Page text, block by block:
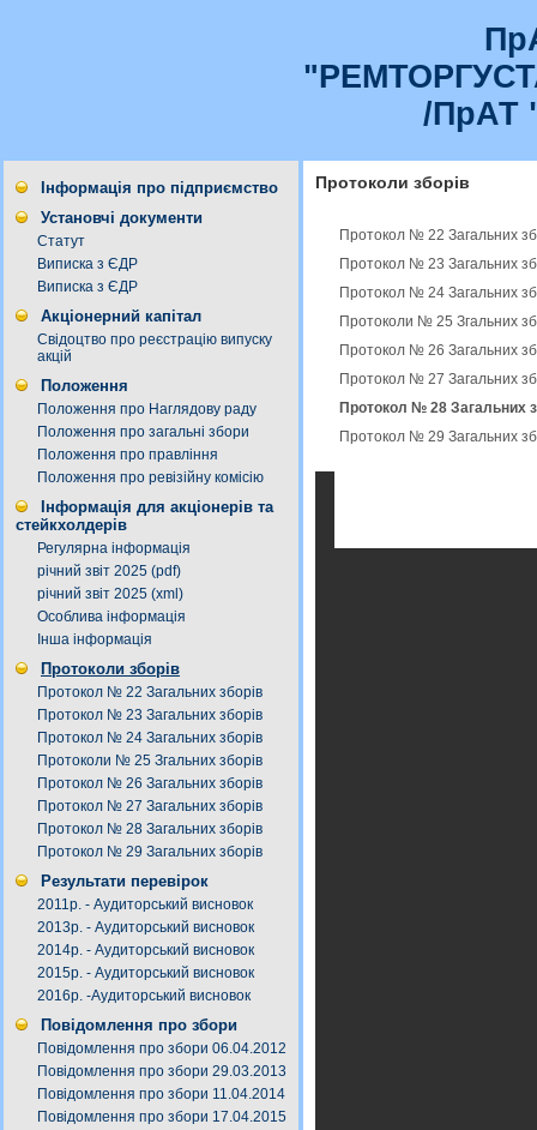
/ПрАТ
Інформація про підприємство
Установчі документи
Статут
Виписка з ЄДР
Виписка з ЄДР
Акціонерний капітал
Свідоцтво про реєстрацію випуску
акцій
Положення
Положення про Наглядову раду
Положення про загальні збори
Положення про правління
Положення про ревізійну комісію
Інформація для акціонерів та
стейкхолдерів
Регулярна інформація
річний звіт 2025 (pdf)
річний звіт 2025 (xml)
Особлива інформація
Інша інформація
Протоколи зборів
Протокол № 22 Загальних зборів
Протокол № 23 Загальних зборів
Протокол № 24 Загальних зборів
Протоколи № 25 Згальних зборів
Протокол № 26 Загальних зборів
Протокол № 27 Загальних зборів
Протокол № 28 Загальних зборів
Протокол № 29 Загальних зборів
Результати перевірок
2011р. - Аудиторський висновок
2013р. - Аудиторський висновок
2014р. - Аудиторський висновок
2015р. - Аудиторський висновок
2016р. -Аудиторський висновок
Повідомлення про збори
Повідомлення про збори 06.04.2012
Повідомлення про збори 29.03.2013
Повідомлення про збори 11.04.2014
Повідомлення про збори 17.04.2015
Протоколи зборів
Протокол № 22 Загальних
Протокол № 23 Загальних
Протокол № 24 Загальних
Протоколи № 25 Згальних
Протокол № 26 Загальних
Протокол № 27 Загальних
Протокол № 28 Загальних
Протокол № 29 Загальних